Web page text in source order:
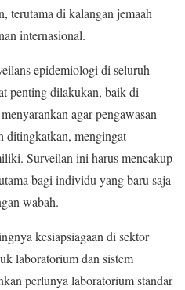
terutama di kalangan jemaah
internasional.
epidemiologi di seluruh
penting dilakukan, baik di
agar pengawasan
ditingkatkan, mengingat
Surveilan ini harus mencakup
bagi individu yang baru saja
wabah.
kesiapsiagaan di sektor
laboratorium dan sistem
perlunya laboratorium standar